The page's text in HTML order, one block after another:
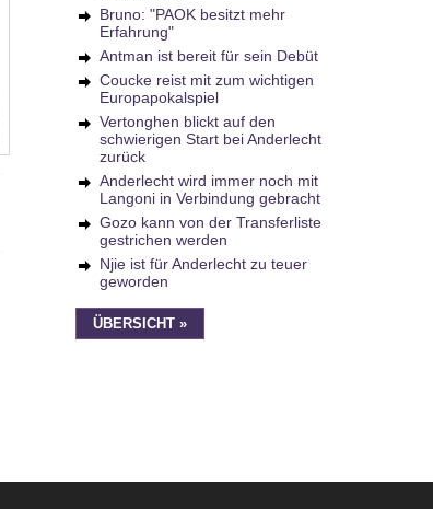
Bruno: "PAOK besitzt mehr
Erfahrung"
Antman ist bereit für sein Debüt
Coucke reist mit zum wichtigen
Europapokalspiel
Vertonghen blickt auf den
schwierigen Start bei Anderlecht
zurück
Anderlecht wird immer noch mit
Langoni in Verbindung gebracht
Gozo kann von der Transferliste
gestrichen werden
Njie ist für Anderlecht zu teuer
geworden
ÜBERSICHT »